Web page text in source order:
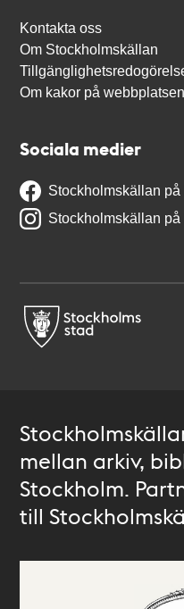
Kontakta oss
Om Stockholmskällan
Om kakor på webbplatsen
Sociala medier
Stockholmskällan
Stockholmskällan på
mellan arkiv,
Stockholm.
till